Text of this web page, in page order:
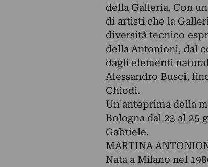
della Galleria. Con
di artisti che la
diversità tecnico
della Antonioni, dal
dagli elementi
Alessandro Busci,
Chiodi.
Un'anteprima della
Bologna dal 23 al 25
Gabriele.
MARTINA
Nata a Milano nel